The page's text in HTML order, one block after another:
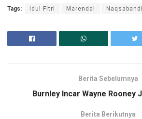
Tags: Idul Fitri Marendal
Berita Sebelumnya
Burnley Incar Wayne Rooney
Berita Berikutnya